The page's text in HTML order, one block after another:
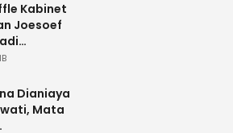
Kabinet
Joesoef
Dianiaya
Mata